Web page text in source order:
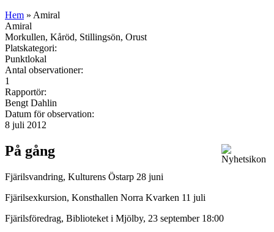
Hem » Amiral
Amiral
Morkullen, Kåröd, Stillingsön, Orust
Platskategori:
Punktlokal
Antal observationer:
1
Rapportör:
Bengt Dahlin
Datum för observation:
8 juli 2012
På gång
Fjärilsvandring, Kulturens Östarp 28 juni
Fjärilsexkursion, Konsthallen Norra Kvarken 11 juli
Fjärilsföredrag, Biblioteket i Mjölby, 23 september 18:00